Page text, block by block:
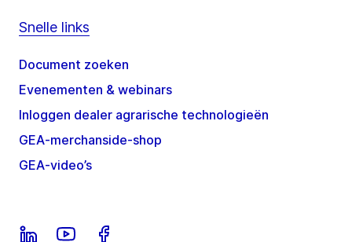
Snelle links
Document zoeken
Evenementen & webinars
Inloggen dealer agrarische technologieën
GEA-merchanside-shop
GEA-video’s